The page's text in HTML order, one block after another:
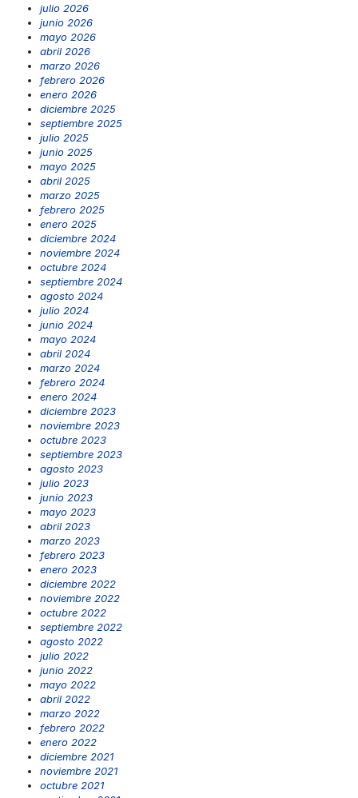
julio 2026
junio 2026
mayo 2026
abril 2026
marzo 2026
febrero 2026
enero 2026
diciembre 2025
septiembre 2025
julio 2025
junio 2025
mayo 2025
abril 2025
marzo 2025
febrero 2025
enero 2025
diciembre 2024
noviembre 2024
octubre 2024
septiembre 2024
agosto 2024
julio 2024
junio 2024
mayo 2024
abril 2024
marzo 2024
febrero 2024
enero 2024
diciembre 2023
noviembre 2023
octubre 2023
septiembre 2023
agosto 2023
julio 2023
junio 2023
mayo 2023
abril 2023
marzo 2023
febrero 2023
enero 2023
diciembre 2022
noviembre 2022
octubre 2022
septiembre 2022
agosto 2022
julio 2022
junio 2022
mayo 2022
abril 2022
marzo 2022
febrero 2022
enero 2022
diciembre 2021
noviembre 2021
octubre 2021